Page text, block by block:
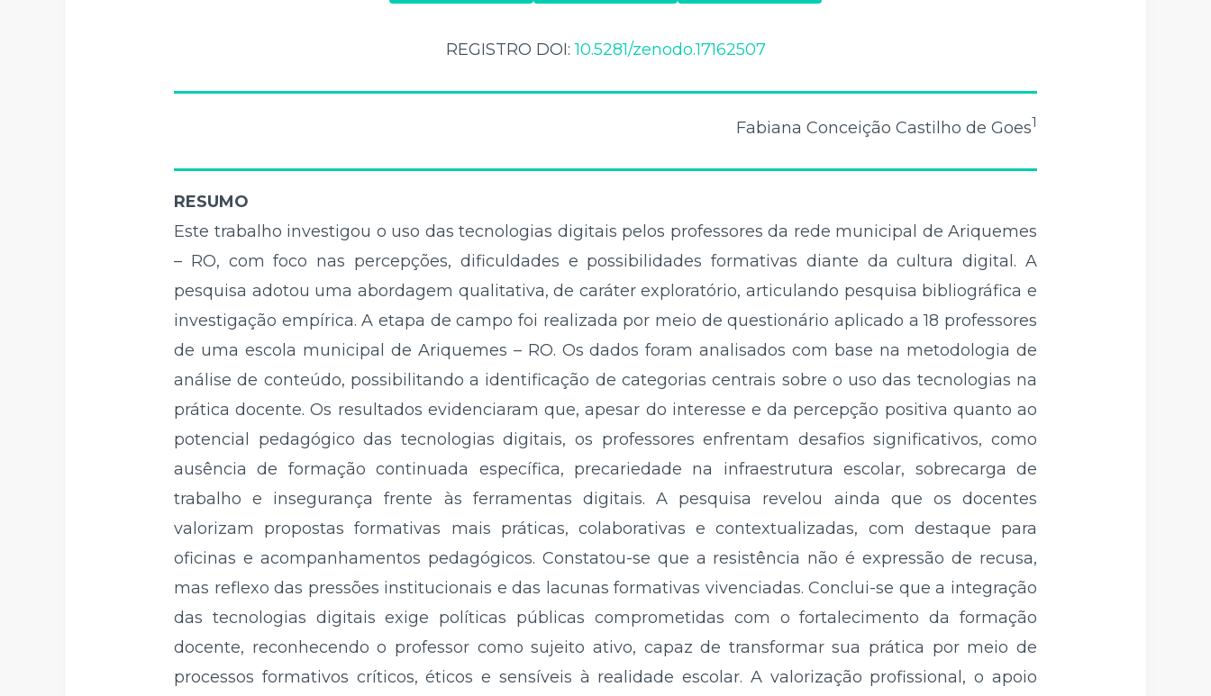
REGISTRO DOI:10.5281/zenodo.17162507
Fabiana Conceição Castilho de Goes1
RESUMO
Este trabalho investigou o uso das tecnologias digitais pelos professores da rede municipal de Ariquemes
– RO, com foco nas percepções, dificuldades e possibilidades formativas diante da cultura digital. A
pesquisa adotou uma abordagem qualitativa, de caráter exploratório, articulando pesquisa bibliográfica e
investigação empírica. A etapa de campo foi realizada por meio de questionário aplicado a 18 professores
de uma escola municipal de Ariquemes – RO. Os dados foram analisados com base na metodologia de
análise de conteúdo, possibilitando a identificação de categorias centrais sobre o uso das tecnologias na
prática docente. Os resultados evidenciaram que, apesar do interesse e da percepção positiva quanto ao
potencial pedagógico das tecnologias digitais, os professores enfrentam desafios significativos, como
ausência de formação continuada específica, precariedade na infraestrutura escolar, sobrecarga de
trabalho e insegurança frente às ferramentas digitais. A pesquisa revelou ainda que os docentes
valorizam propostas formativas mais práticas, colaborativas e contextualizadas, com destaque para
oficinas e acompanhamentos pedagógicos. Constatou-se que a resistência não é expressão de recusa,
mas reflexo das pressões institucionais e das lacunas formativas vivenciadas. Conclui-se que a integração
das tecnologias digitais exige políticas públicas comprometidas com o fortalecimento da formação
docente, reconhecendo o professor como sujeito ativo, capaz de transformar sua prática por meio de
processos formativos críticos, éticos e sensíveis à realidade escolar. A valorização profissional, o apoio